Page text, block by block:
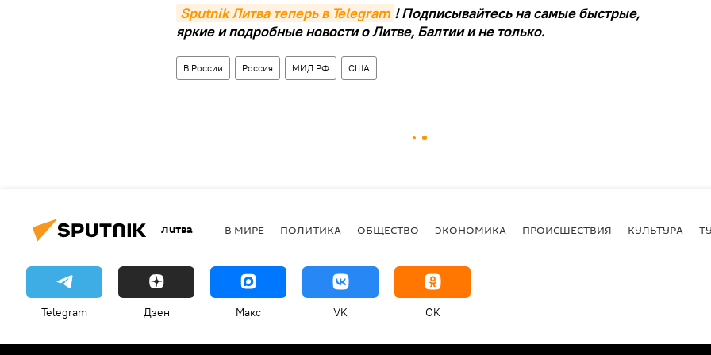
Sputnik Литва теперь в Telegram ! Подписывайтесь на самые быстрые,
яркие и подробные новости о Литве, Балтии и не только.
В России Россия МИД РФ США
Литва В МИРЕ ПОЛИТИКА ОБЩЕСТВО ЭКОНОМИКА ПРОИСШЕСТВИЯ КУЛЬТУРА
Telegram Дзен Макс VK OK